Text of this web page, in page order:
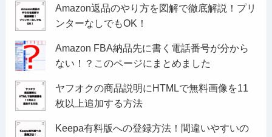
Amazon返品のやり方を図解で徹底解説！プリ
ンターなしでもOK！
Amazon FBA納品先に書く電話番号が分から
ない！？このページにまとめました
ヤフオクの商品説明にHTMLで無料画像を11
枚以上追加する方法
Keepa有料版への登録方法！間違いやすいの